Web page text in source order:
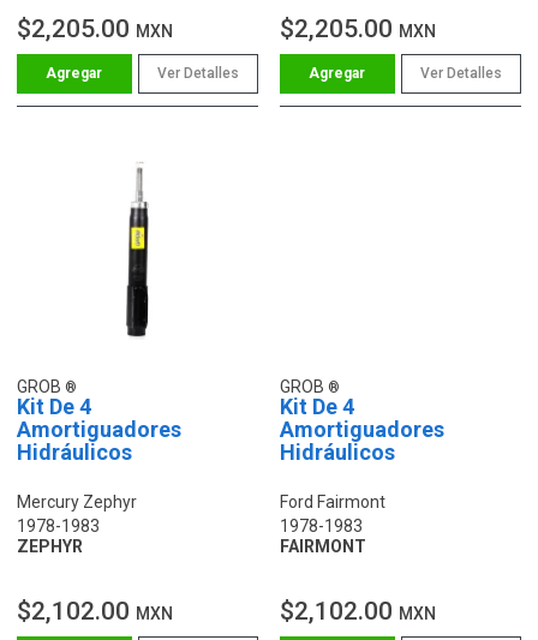
$2,205.00 MXN
Ver Detalles
$2,205.00 MXN
Ver Detalles
GROB
Kit De 4
Amortiguadores
Hidráulicos
Mercury Zephyr
1978-1983
ZEPHYR
$2,102.00 MXN
GROB
Kit De 4
Amortiguadores
Hidráulicos
Ford Fairmont
1978-1983
FAIRMONT
$2,102.00 MXN